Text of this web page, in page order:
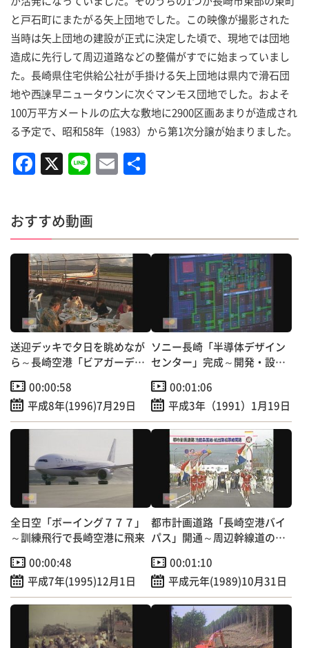
と戸石町にまたがる矢上団地でした。この映像が撮影された
当時は矢上団地の建設が正式に決定した頃で、現地では団地
造成に先行して周辺道路などの整備がすでに始まっていまし
た。長崎県住宅供給公社が手掛ける矢上団地は県内で滑石団
地や西諫早ニュータウンに次ぐマンモス団地でした。およそ
100万平方メートルの広大な敷地に2900区画あまりが造成され
る予定で、昭和58年（1983）から第1次分譲が始まりました。
F
a
c
e
b
o
o
k
X Li
n
e
E
m
l
おすすめ動画
送迎デッキで夕日を眺めなが
ら～長崎空港「ビアガーデ
00:00:58
平成8年(1996)7月29日
ソニー長崎「半導体デザイン
センター」完成～開発・設計
00:01:06
平成3年（1991）1月19日
全日空「ボーイング７７７」
～訓練飛行で長崎空港に飛来
00:00:48
平成7年(1995)12月1日
都市計画道路「長崎空港バイ
パス」開通～周辺幹線道の交
00:01:10
平成元年(1989)10月31日